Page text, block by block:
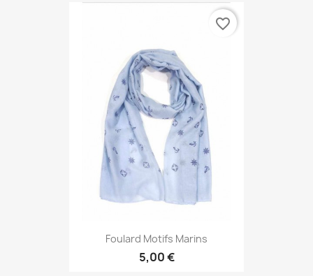
Foulard Motifs Marins
5,00 €
favorite_border